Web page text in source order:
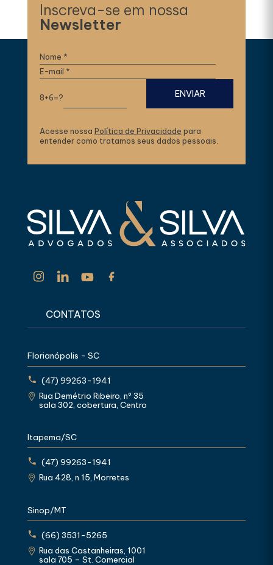
Inscreva-se em nossa
Newsletter
8+6=?
Acesse nossa Política de Privacidade para
entender como tratamos seus dados pessoais.
CONTATOS
Florianópolis - SC
(47) 99263-1941
Rua Demétrio Ribeiro, nº 35
sala 302, cobertura, Centro
Itapema/SC
(47) 99263-1941
Rua 428, n 15, Morretes
Sinop/MT
(66) 3531-5265
Rua das Castanheiras, 1001
sala 705 – St. Comercial